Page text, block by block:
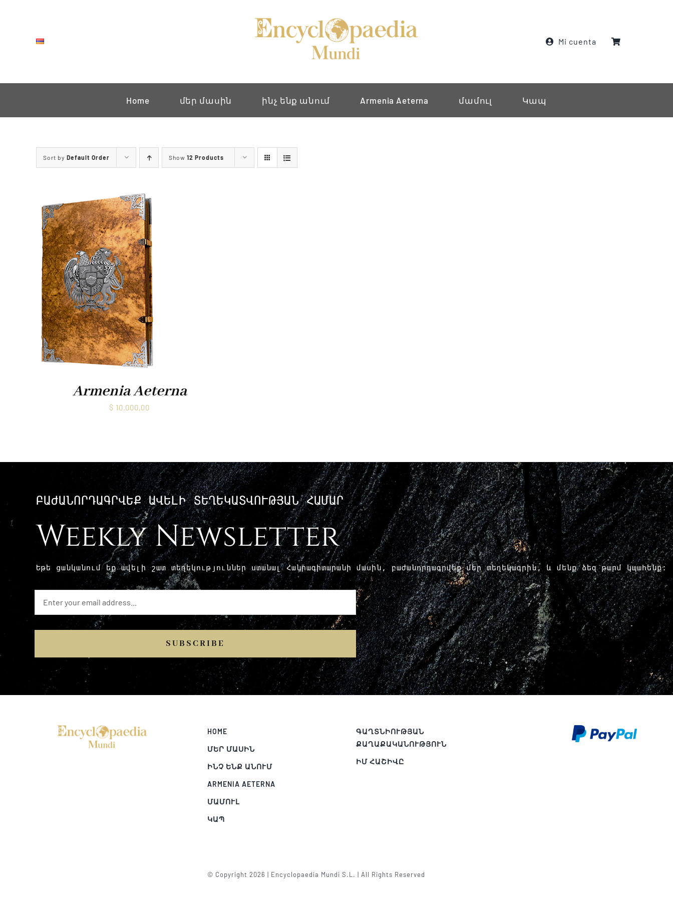
Mi cuenta
Home մեր մասին ինչ ենք անում Armenia Aeterna մամուլ Կապ
Sort by Default Order Show 12 Products
Armenia Aeterna
$ 10.000,00
ԲԱԺԱՆՈՐԴԱԳՐՎԵՔ ԱՎԵԼԻ ՏԵՂԵԿԱՏՎՈՒԹՅԱՆ ՀԱՄԱՐ
Weekly Newsletter
Եթե ​​ցանկանում եք ավելի շատ տեղեկություններ ստանալ Հանրագիտարանի մասին, բաժանորդագրվեք մեր տեղեկագրին, և մենք ձեզ թարմ կպահենք:
SUBSCRIBE
HOME
ՄԵՐ ՄԱՍԻՆ
ԻՆՉ ԵՆՔ ԱՆՈՒՄ
ARMENIA AETERNA
ՄԱՄՈՒԼ
ԿԱՊ
ԳԱՂՏՆԻՈՒԹՅԱՆ
ՔԱՂԱՔԱԿԱՆՈՒԹՅՈՒՆ
ԻՄ ՀԱՇԻՎԸ
© Copyright 2026 | Encyclopaedia Mundi S.L. | All Rights Reserved